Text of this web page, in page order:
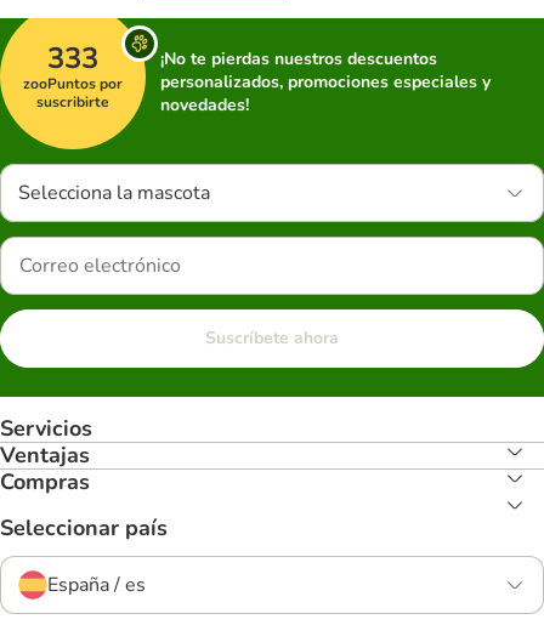
333
zooPuntos por
suscribirte
¡No te pierdas nuestros descuentos
personalizados, promociones especiales y
novedades!
Selecciona la mascota
Suscríbete ahora
Servicios
Ventajas
Compras
Seleccionar país
España / es